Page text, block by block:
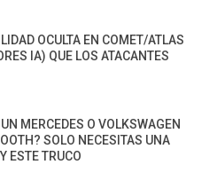
OCULTA EN COMET/ATLAS
IA) QUE LOS ATACANTES
MERCEDES O VOLKSWAGEN
SOLO NECESITAS UNA
ESTE TRUCO